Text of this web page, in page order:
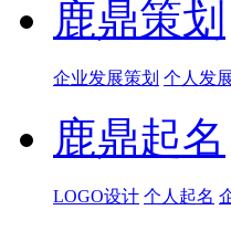
鹿鼎策划
企业发展策划 个人发
鹿鼎起名
LOGO设计 个人起名